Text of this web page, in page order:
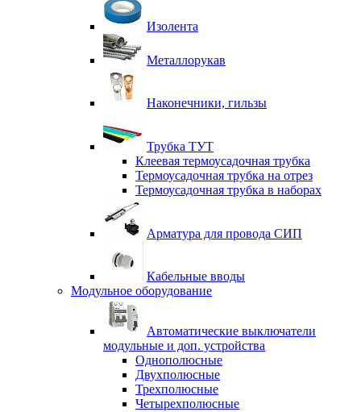
Изолента
Металлорукав
Наконечники, гильзы
Трубка ТУТ
Клеевая термоусадочная трубка
Термоусадочная трубка на отрез
Термоусадочная трубка в наборах
Арматура для провода СИП
Кабельные вводы
Модульное оборудование
Автоматические выключатели
модульные и доп. устройства
Однополюсные
Двухполюсные
Трехполюсные
Четырехполюсные